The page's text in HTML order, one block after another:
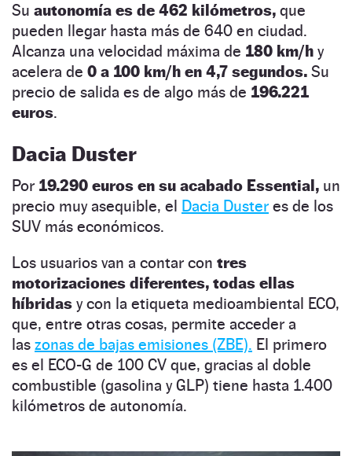
Su autonomía es de 462 kilómetros, que
pueden llegar hasta más de 640 en ciudad.
Alcanza una velocidad máxima de 180 km/h y
acelera de 0 a 100 km/h en 4,7 segundos. Su
precio de salida es de algo más de 196.221
euros.
Dacia Duster
Por 19.290 euros en su acabado Essential, un
precio muy asequible, el Dacia Duster es de los
SUV más económicos.
Los usuarios van a contar con tres
motorizaciones diferentes, todas ellas
híbridas y con la etiqueta medioambiental ECO,
que, entre otras cosas, permite acceder a
las zonas de bajas emisiones (ZBE). El primero
es el ECO-G de 100 CV que, gracias al doble
combustible (gasolina y GLP) tiene hasta 1.400
kilómetros de autonomía.